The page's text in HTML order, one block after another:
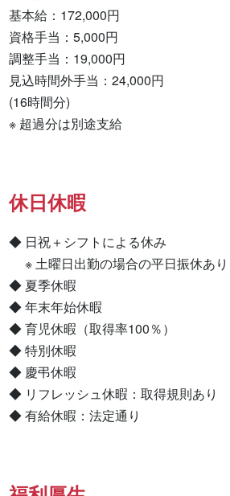
基本給：172,000円
資格手当：5,000円
調整手当：19,000円
見込時間外手当：24,000円
(16時間分)
※ 超過分は別途支給
休日休暇
◆ 日祝＋シフトによる休み
※ 土曜日出勤の場合の平日振休あり
◆ 夏季休暇
◆ 年末年始休暇
◆ 育児休暇（取得率100％）
◆ 特別休暇
◆ 慶弔休暇
◆ リフレッシュ休暇：取得規則あり
◆ 有給休暇：法定通り